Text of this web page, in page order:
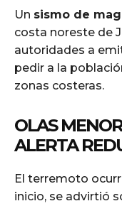
Un sismo de
costa noreste de
autoridades a
pedir a la
zonas costeras.
OLAS
ALERTA
El terremoto
inicio, se advirtió